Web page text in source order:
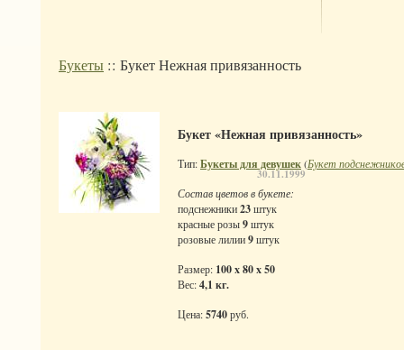
Букеты :: Букет Нежная привязанность
30.11.1999
Букет «Нежная привязанность»
Тип:Букеты для девушек(Букет
Состав цветов в букете:
подснежники23штук
красные розы9штук
розовые лилии9штук
Размер: 100 x 80 x 50
Вес:4,1 кг.
Цена:5740руб.